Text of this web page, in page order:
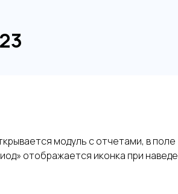
модуль с отчетами, в
отображается иконка при